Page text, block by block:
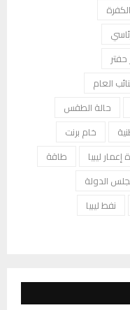
الكفرة
العام
حالة الطقس
خام برنت
ليبيا
طاقة
الدولة
نفط ليبيا